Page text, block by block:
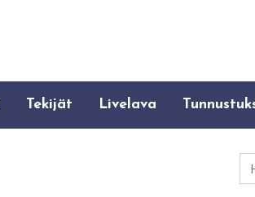
Tekijät Livelava